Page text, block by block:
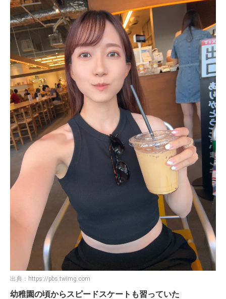
出典： https://pbs.twimg.com
幼稚園の頃からスピードスケートも習っていた